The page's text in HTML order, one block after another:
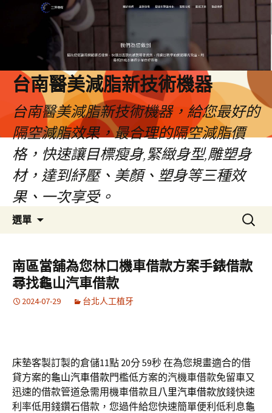
台南醫美減脂新技術機器
台南醫美減脂新技術機器，給您最好的
隔空減脂效果，最合理的隔空減脂價
格，快速讓目標瘦身,緊緻身型,雕塑身
材，達到紓壓、美顏、塑身等三種效
果、一次享受。
選單
容
搜
尋
鍵
字:
南區當舖為您林口機車借款方案手錶借款
尋找龜山汽車借款
2024-07-29 台北人工植牙
床墊客製訂製的倉儲11點 20分 59秒在為您規畫適合的借
貸方案的龜山汽車借款門檻低方案的汽機車借款免留車又
迅速的借款管道急需用機車借款且 八里汽車借款放錢快速
利率低用錢鑽石借款，您過件給您快速簡單便利低利息龜